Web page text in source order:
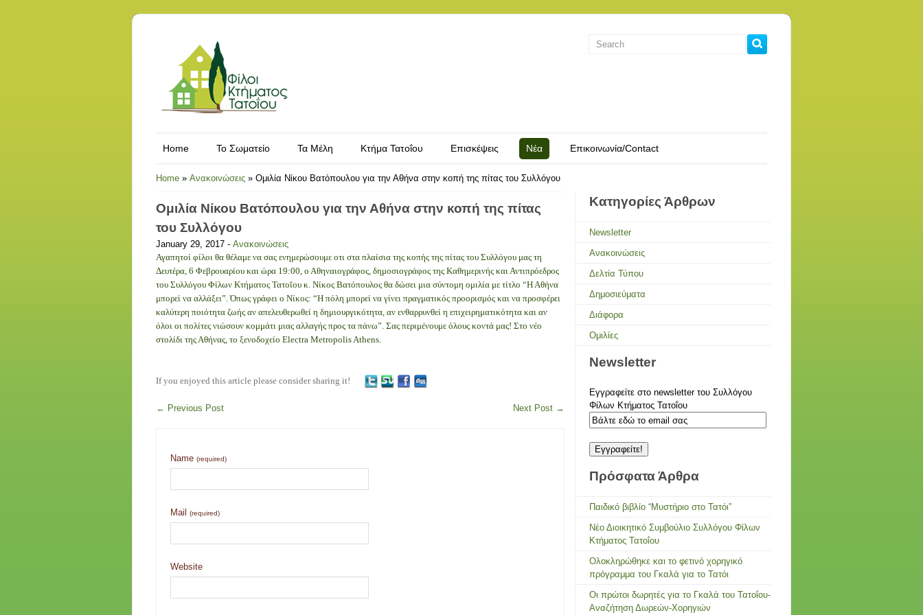
Home Το Σωματείο Τα Μέλη Κτήμα Τατοΐου Επισκέψεις Νέα Επικοινωνία/Contact
Home » Ανακοινώσεις » Ομιλία Νίκου Βατόπουλου για την Αθήνα στην κοπή της πίτας του Συλλόγου
Ομιλία Νίκου Βατόπουλου για την Αθήνα στην κοπή της πίτας
του Συλλόγου
January 29, 2017 - Ανακοινώσεις
Αγαπητοί φίλοι θα θέλαμε να σας ενημερώσουμε οτι στα πλαίσια της κοπής της πίτας του Συλλόγου μας τη
Δευτέρα, 6 Φεβρουαρίου και ώρα 19:00, ο Αθηναιογράφος, δημοσιογράφος της Καθημερινής και Αντιπρόεδρος
του Συλλόγου Φίλων Κτήματος Τατοΐου κ. Νίκος Βατόπουλος θα δώσει μια σύντομη ομιλία με τίτλο “Η Αθήνα
μπορεί να αλλάξει”. Όπως γράφει ο Νίκος: “Η πόλη μπορεί να γίνει πραγματικός προορισμός και να προσφέρει
καλύτερη ποιότητα ζωής αν απελευθερωθεί η δημιουργικότητα, αν ενθαρρυνθεί η επιχειρηματικότητα και αν
όλοι οι πολίτες νιώσουν κομμάτι μιας αλλαγής προς τα πάνω”. Σας περιμένουμε όλους κοντά μας! Στο νέο
στολίδι της Αθήνας, το ξενοδοχείο Electra Metropolis Athens.
If you enjoyed this article please consider sharing it!
← Previous Post Next Post →
Name (required)
Mail (required)
Website
Κατηγορίες Άρθρων
Newsletter
Ανακοινώσεις
Δελτία Τύπου
Δημοσιεύματα
Διάφορα
Ομιλίες
Newsletter
Εγγραφείτε στο newsletter του Συλλόγου
Φίλων Κτήματος Τατοΐου
Πρόσφατα Άρθρα
Παιδικό βιβλίο “Μυστήριο στο Τατόι”
Νέο Διοικητικό Συμβούλιο Συλλόγου Φίλων
Κτήματος Τατοΐου
Ολοκληρώθηκε και το φετινό χορηγικό
πρόγραμμα του Γκαλά για το Τατόι
Οι πρώτοι δωρητές για το Γκαλά του Τατοΐου-
Αναζήτηση Δωρεών-Χορηγιών